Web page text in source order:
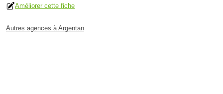
Améliorer cette fiche
Autres agences à Argentan